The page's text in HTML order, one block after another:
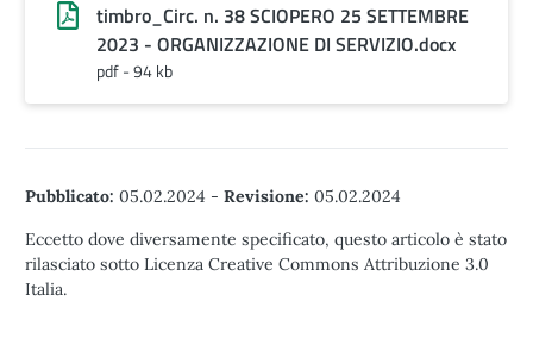
timbro_Circ. n. 38 SCIOPERO 25 SETTEMBRE
2023 - ORGANIZZAZIONE DI SERVIZIO.docx
pdf - 94 kb
Pubblicato: 05.02.2024 - Revisione: 05.02.2024
Eccetto dove diversamente specificato, questo articolo è stato
rilasciato sotto Licenza Creative Commons Attribuzione 3.0
Italia.